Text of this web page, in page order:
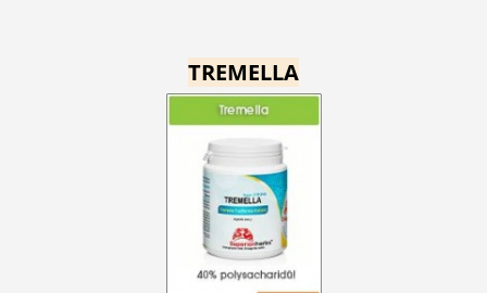
TREMELLA